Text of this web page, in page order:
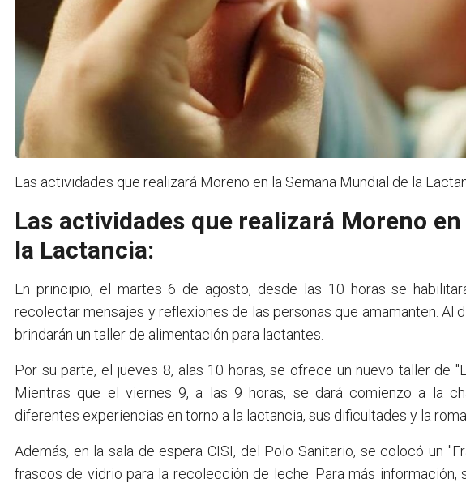
Las actividades que realizará Moreno en la Semana Mundial de la
Las actividades que realizará Moreno
la Lactancia:
En principio, el martes 6 de agosto, desde las 10 horas se
recolectar mensajes y reflexiones de las personas que amamanten. Al
brindarán un taller de alimentación para lactantes.
Por su parte, el jueves 8, alas 10 horas, se ofrece un nuevo taller de
Mientras que el viernes 9, a las 9 horas, se dará comienzo a la
diferentes experiencias en torno a la lactancia, sus dificultades y la
Además, en la sala de espera CISI, del Polo Sanitario, se colocó un
frascos de vidrio para la recolección de leche. Para más información,